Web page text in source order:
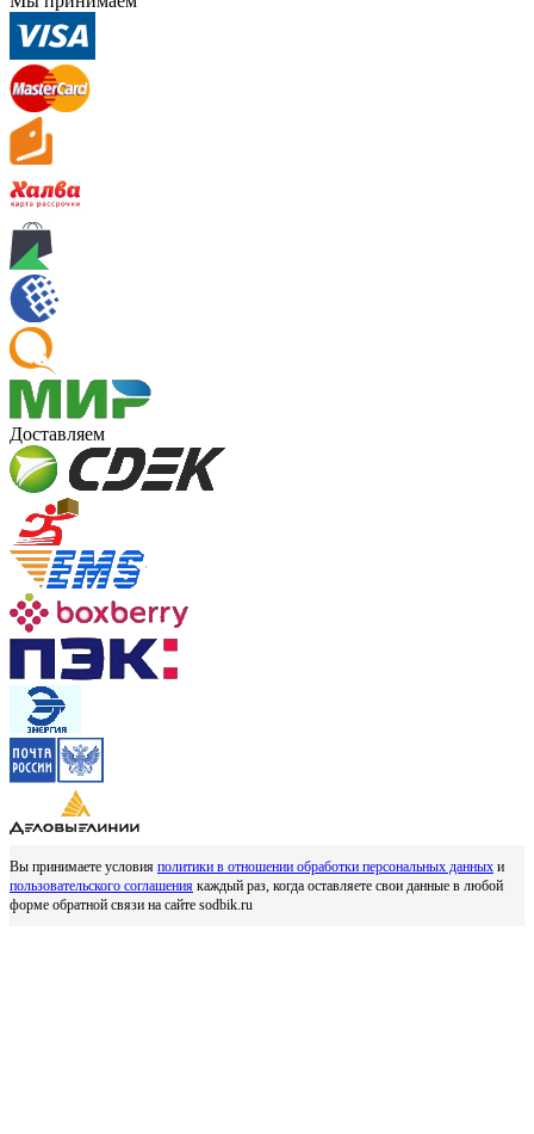
Доставляем
Вы принимаете условия политики в отношении обработки персональных данных и
пользовательского соглашения каждый раз, когда оставляете свои данные в любой
форме обратной связи на сайте sodbik.ru